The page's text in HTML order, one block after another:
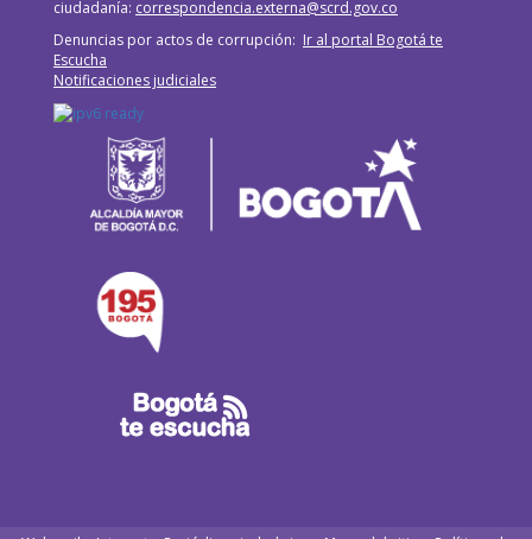
ciudadanía: correspondencia.externa@scrd.gov.co
Denuncias por actos de corrupción: Ir al portal Bogotá te
Escucha
Notificaciones judiciales